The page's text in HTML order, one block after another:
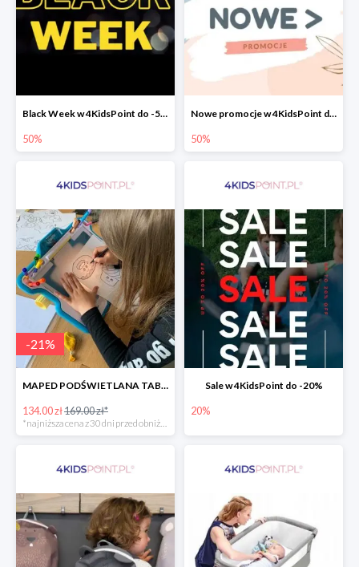
Black Week w 4KidsPoint do -50%
50%
Nowe promocje w 4KidsPoint do -50%
50%
-21%
MAPED PODŚWIETLANA TABLICA DO RYSOWANIA LUMI BOARD CREATIV -21%
134.00 zł169.00 zł*
Sale w 4KidsPoint do -20%
20%